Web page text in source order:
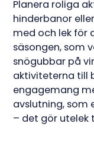
Planera roliga
hinderbanor
med och lek för
säsongen, som
snögubbar på
aktiviteterna till
engagemang
avslutning, som
– det gör